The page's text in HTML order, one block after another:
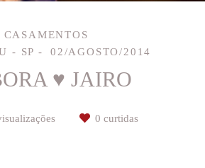
CASAMENTOS
- SP
02/AGOSTO/2014
♥ JAIRO
0 curtidas